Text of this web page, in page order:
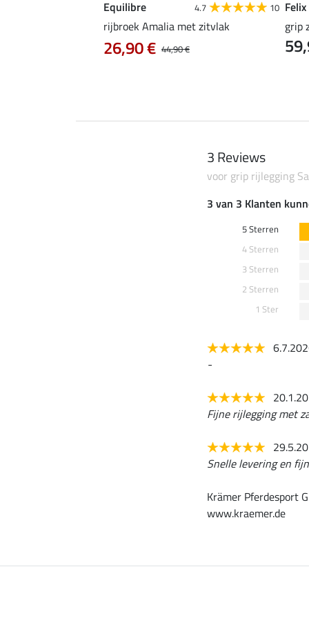
Equilibre 4.7 10
rijbroek Amalia met zitvlak
44,90 €
26,90 €
grip
3 Reviews
voor grip rijlegging
3 van 3 Klanten
5 Sterren
4 Sterren
3 Sterren
2 Sterren
1 Ster
-
Fijne rijlegging met
Snelle levering en
Krämer Pferdesport
www.kraemer.de